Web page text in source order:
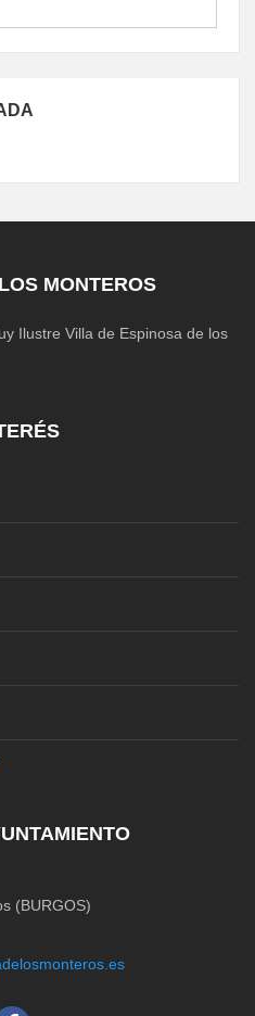
MONTEROS
Ilustre Villa de Espinosa de los
(BURGOS)